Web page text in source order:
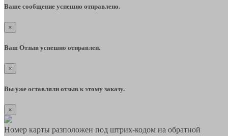
Ваше сообщение успешно отправлено.
×
Ваш Отзыв успешно отправлен.
×
Вы уже оставляли отзыв к этому заказу.
×
Номер карты разположен под штрих-кодом на обратной